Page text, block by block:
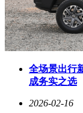
全场景出行
成务实之选
2026-02-16